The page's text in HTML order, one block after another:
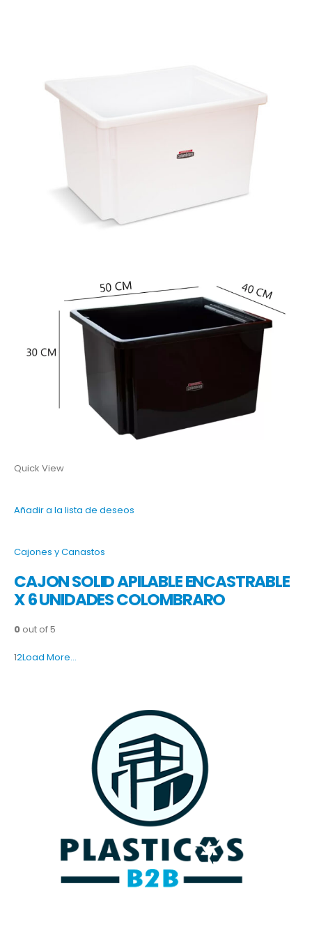
Quick View
Añadir a la lista de deseos
Cajones y Canastos
CAJON SOLID APILABLE ENCASTRABLE
X 6 UNIDADES COLOMBRARO
0 out of 5
12Load More…